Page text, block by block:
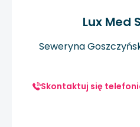
Lux Med
Seweryna
Skontaktuj się